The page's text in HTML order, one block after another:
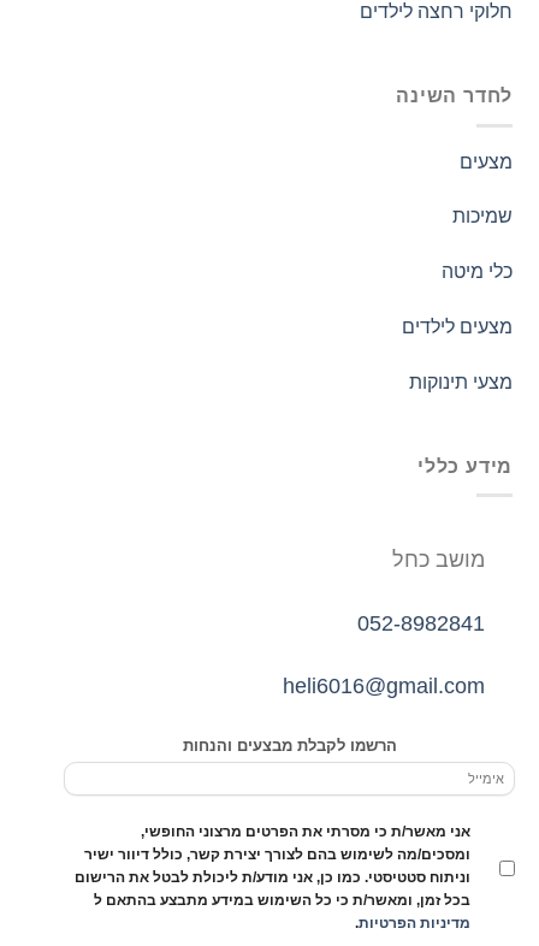
חלוקי רחצה לילדים
לחדר השינה
מצעים
שמיכות
כלי מיטה
מצעים לילדים
מצעי תינוקות
מידע כללי
מושב כחל
052-8982841
heli6016@gmail.com
הרשמו לקבלת מבצעים והנחות
אני מאשר/ת כי מסרתי את הפרטים מרצוני החופשי,
ומסכים/מה לשימוש בהם לצורך יצירת קשר, כולל דיוור ישיר
וניתוח סטטיסטי. כמו כן, אני מודע/ת ליכולת לבטל את הרישום
בכל זמן, ומאשר/ת כי כל השימוש במידע מתבצע בהתאם ל
מדיניות הפרטיות.